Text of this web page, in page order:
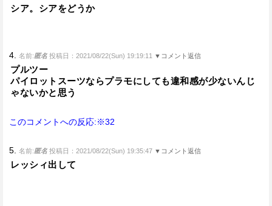
シア。シアをどうか
4. 名前:匿名 投稿日：2021/08/22(Sun) 19:19:11 ▼コメント返信
プルツー
パイロットスーツならプラモにしても違和感が少ないんじ
ゃないかと思う
このコメントへの反応:※32
5. 名前:匿名 投稿日：2021/08/22(Sun) 19:35:47 ▼コメント返信
レッシィ出して